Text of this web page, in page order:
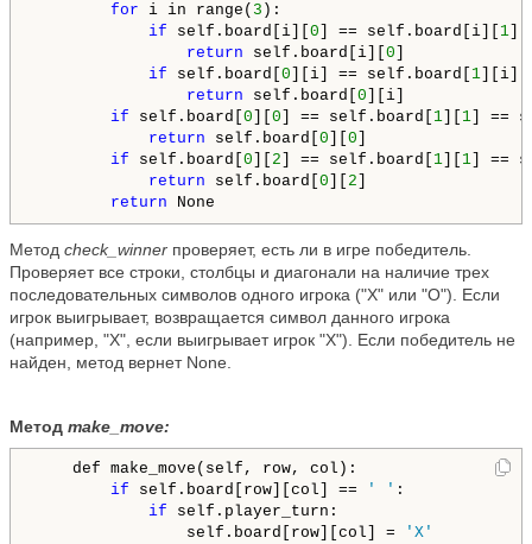
for i in range( 3 ):
if self.board[i][ 0 ] == self.board[i][ 1
return self.board[i][ 0
if self.board[ 0 ][i] == self.board[ 1 ][i]
return self.board[ 0 ][i]
if self.board[ 0 0 ] == self.board[ 1 1 ] ==
return self.board[ 0 0
if self.board[ 0 2 ] == self.board[ 1 1 ] ==
return self.board[ 0 2
return
Метод check_winner проверяет, есть ли в игре победитель.
Проверяет все строки, столбцы и диагонали на наличие трех
последовательных символов одного игрока ("X" или "O"). Если
игрок выигрывает, возвращается символ данного игрока
(например, "X", если выигрывает игрок "X"). Если победитель не
найден, метод вернет None.
Метод make_move:
def make_move(self, row, col):
if self.board[row][col] == ' ' :
if self.player_turn:
self.board[row][col] =
'X'